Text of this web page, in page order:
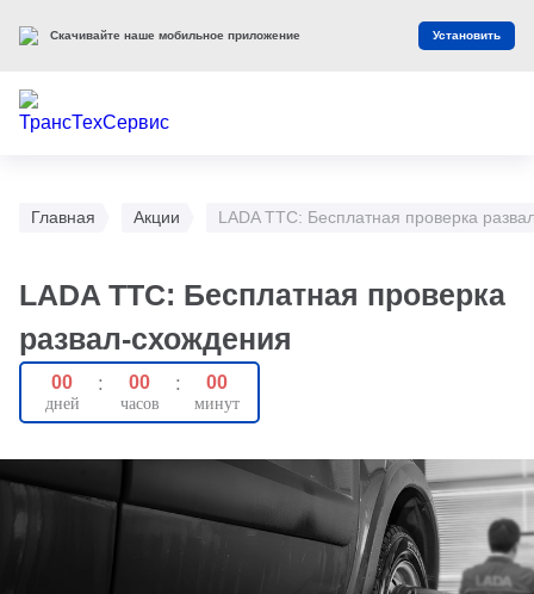
Главная Акции LADA ТТС: Бесплатная проверка
LADA ТТС: Бесплатная проверка
развал-схождения
00 : 00 : 00
Скачивайте наше мобильное приложение Установить